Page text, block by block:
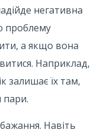
негативна
проблему
а якщо вона
Наприклад,
залишає їх там,
пари.
Навіть